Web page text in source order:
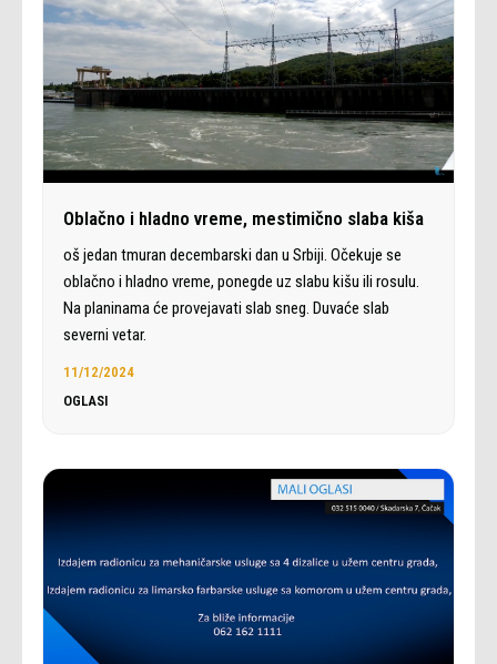
Oblačno i hladno vreme, mestimično slaba kiša
oš jedan tmuran decembarski dan u Srbiji. Očekuje se
oblačno i hladno vreme, ponegde uz slabu kišu ili rosulu.
Na planinama će provejavati slab sneg. Duvaće slab
severni vetar.
11/12/2024
OGLASI